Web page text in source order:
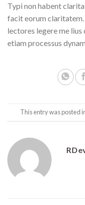
Typi non habent
facit eorum
lectores legere me
etiam processus
This entry was posted